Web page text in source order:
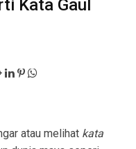
Kata Gaul
atau melihat kata